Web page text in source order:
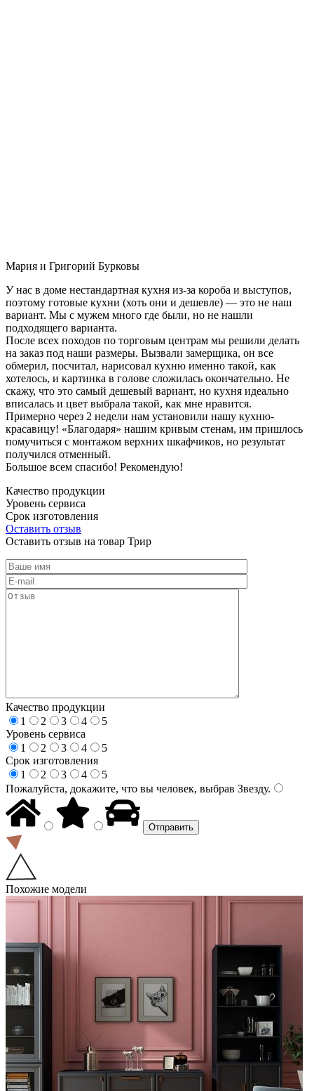
Мария и Григорий Бурковы
У нас в доме нестандартная кухня из-за короба и выступов,
поэтому готовые кухни (хоть они и дешевле) — это не наш
вариант. Мы с мужем много где были, но не нашли
подходящего варианта.
После всех походов по торговым центрам мы решили делать
на заказ под наши размеры. Вызвали замерщика, он все
обмерил, посчитал, нарисовал кухню именно такой, как
хотелось, и картинка в голове сложилась окончательно. Не
скажу, что это самый дешевый вариант, но кухня идеально
вписалась и цвет выбрала такой, как мне нравится.
Примерно через 2 недели нам установили нашу кухню-
красавицу! «Благодаря» нашим кривым стенам, им пришлось
помучиться с монтажом верхних шкафчиков, но результат
получился отменный.
Большое всем спасибо! Рекомендую!
Качество продукции
Уровень сервиса
Срок изготовления
Оставить отзыв
Оставить отзыв на товар Трир
Качество продукции
1
2 3 4
5
Уровень сервиса
1
2 3 4
5
Срок изготовления
1
2 3 4
5
Пожалуйста, докажите, что вы человек, выбрав Звезду.
Похожие модели